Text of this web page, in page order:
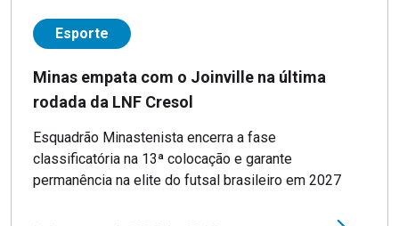
Esporte
Minas empata com o Joinville na última
rodada da LNF Cresol
Esquadrão Minastenista encerra a fase
classificatória na 13ª colocação e garante
permanência na elite do futsal brasileiro em 2027